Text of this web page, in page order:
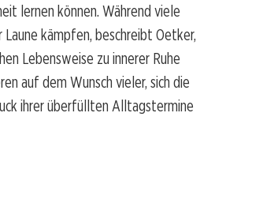
lernen können. Während viele
kämpfen, beschreibt Oetker,
Lebensweise zu innerer Ruhe
auf dem Wunsch vieler, sich die
ihrer überfüllten Alltagstermine